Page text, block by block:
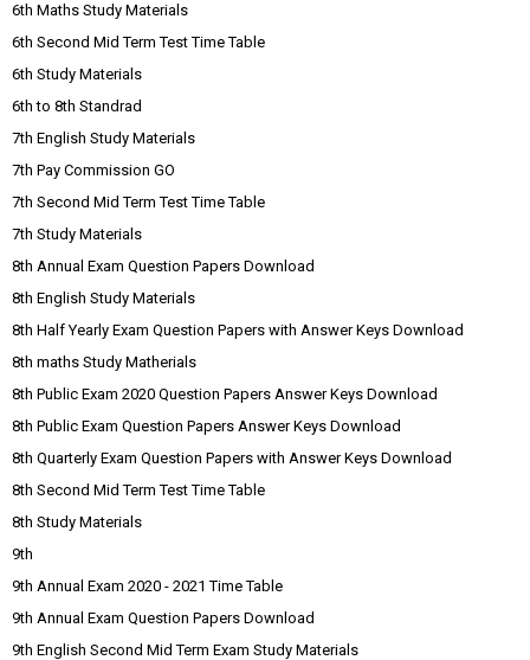
6th Maths Study Materials
6th Second Mid Term Test Time Table
6th Study Materials
6th to 8th Standrad
7th English Study Materials
7th Pay Commission GO
7th Second Mid Term Test Time Table
7th Study Materials
8th Annual Exam Question Papers Download
8th English Study Materials
8th Half Yearly Exam Question Papers with Answer Keys Download
8th maths Study Matherials
8th Public Exam 2020 Question Papers Answer Keys Download
8th Public Exam Question Papers Answer Keys Download
8th Quarterly Exam Question Papers with Answer Keys Download
8th Second Mid Term Test Time Table
8th Study Materials
9th
9th Annual Exam 2020 - 2021 Time Table
9th Annual Exam Question Papers Download
9th English Second Mid Term Exam Study Materials